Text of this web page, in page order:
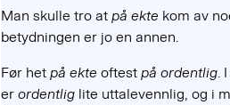
Man skulle tro at på ekte kom av
betydningen er jo en annen.
Før het på ekte oftest på ordentlig.
er ordentlig lite uttalevennlig, og i